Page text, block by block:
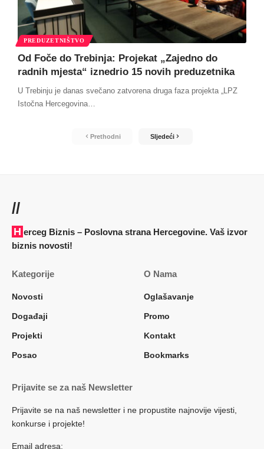
PREDUZETNIŠTVO
Od Foče do Trebinja: Projekat „Zajedno do
radnih mjesta“ iznedrio 15 novih preduzetnika
U Trebinju je danas svečano zatvorena druga faza projekta „LPZ
Istočna Hercegovina
Prethodni Sljedeći
//
Herceg Biznis – Poslovna strana Hercegovine. Vaš izvor
biznis novosti!
Kategorije
Novosti
Događaji
Projekti
Posao
O Nama
Oglašavanje
Promo
Kontakt
Bookmarks
Prijavite se za naš Newsletter
Prijavite se na naš newsletter i ne propustite najnovije vijesti,
konkurse i projekte!
Email adresa: